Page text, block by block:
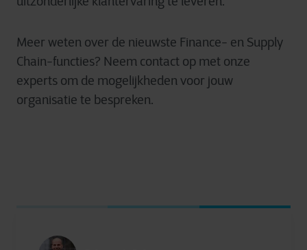
Meer weten over de nieuwste Finance- en Supply
Chain-functies? Neem contact op met onze
experts om de mogelijkheden voor jouw
organisatie te bespreken.